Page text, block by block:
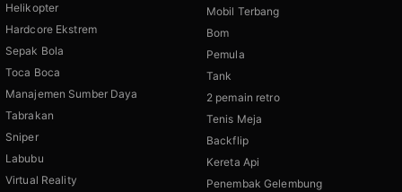
Helikopter
Hardcore Ekstrem
Sepak Bola
Toca Boca
Manajemen Sumber Daya
Tabrakan
Sniper
Labubu
Virtual Reality
Mobil Terbang
Bom
Pemula
Tank
2 pemain retro
Tenis Meja
Backflip
Kereta Api
Penembak Gelembung